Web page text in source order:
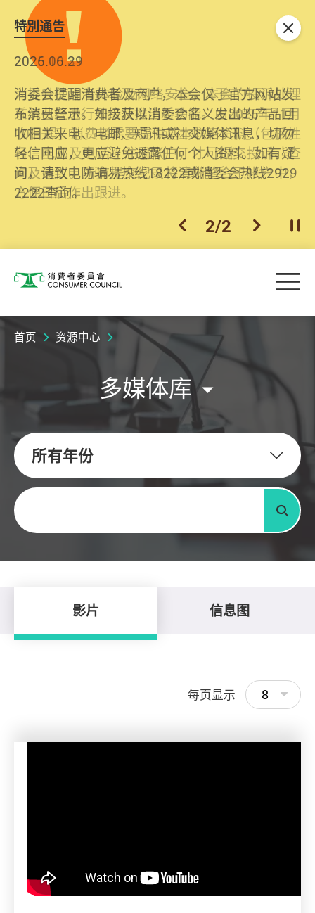
特別通告
2026.06.29
消委会提醒消费者及商户，本会仅于官方网站发
布消费警示。如接获以消委会名义发出的产品回
收相关来电、电邮、短讯或社交媒体讯息，切勿
轻信回应，更应避免透露任何个人资料。如有疑
问，请致电防骗易热线18222或消委会热线2929
2222查询。
2025.10.31
为提升使用者体验及网络安全，本会的投诉处理
系统已经进行升级及推出新功能。由2025年11月
10日起，消费者需要提供基本联络资料（包括姓
名、电邮及电话）注册帐户，才可提交投诉、查
询及建议。所有提交纪录将清晰整合于帐户中，
方便日后作出跟进。
上一个
2/2 下一个开
关闭
消费者委员会 目
首页 资源中心
多媒体库
所有年份
关键字
搜寻
影片 信息图
每页显示 8